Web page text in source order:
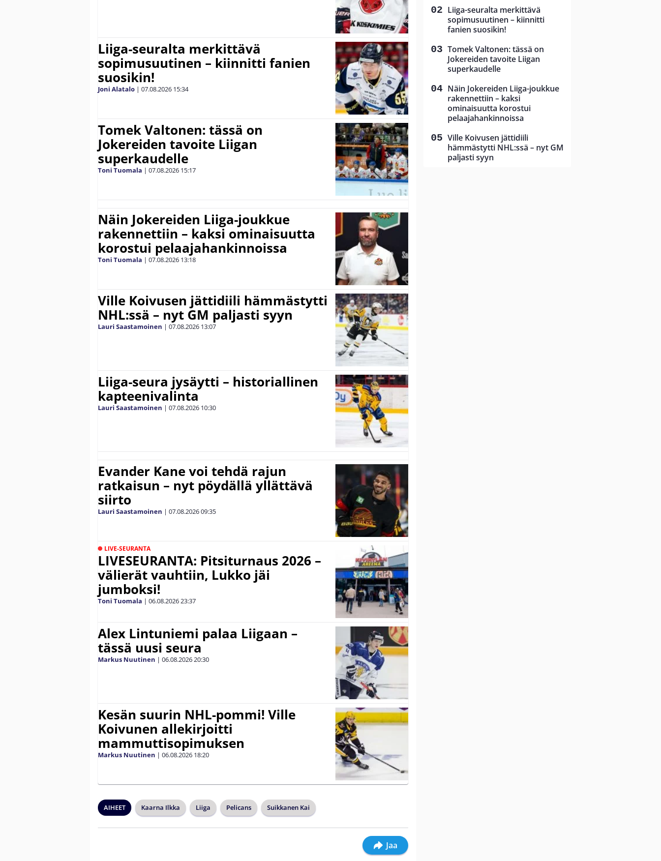
Liiga-seuralta merkittävä
sopimusuutinen – kiinnitti fanien
suosikin!
Joni Alatalo | 07.08.2026 15:34
Tomek Valtonen: tässä on
Jokereiden tavoite Liigan
superkaudelle
Toni Tuomala | 07.08.2026 15:17
Näin Jokereiden Liiga-joukkue
rakennettiin – kaksi ominaisuutta
korostui pelaajahankinnoissa
Toni Tuomala | 07.08.2026 13:18
Ville Koivusen jättidiili hämmästytti
NHL:ssä – nyt GM paljasti syyn
Lauri Saastamoinen | 07.08.2026 13:07
Liiga-seura jysäytti – historiallinen
kapteenivalinta
Lauri Saastamoinen | 07.08.2026 10:30
Evander Kane voi tehdä rajun
ratkaisun – nyt pöydällä yllättävä
siirto
Lauri Saastamoinen | 07.08.202609:35
LIVE-SEURANTA
LIVESEURANTA: Pitsiturnaus 2026 –
välierät vauhtiin, Lukko jäi
jumboksi!
Toni Tuomala | 06.08.202623:37
Alex Lintuniemi palaa Liigaan –
tässä uusi seura
Markus Nuutinen | 06.08.202620:30
Kesän suurin NHL-pommi! Ville
Koivunen allekirjoitti
mammuttisopimuksen
Markus Nuutinen | 06.08.2026 18:20
AIHEET Kaarna Ilkka Liiga Pelicans Suikkanen Kai
Jaa
Liiga-seuralta merkittävä
sopimusuutinen – kiinnitti
fanien suosikin!
Tomek Valtonen: tässä on
Jokereiden tavoite Liigan
superkaudelle
Näin Jokereiden Liiga-joukkue
rakennettiin – kaksi
ominaisuutta korostui
pelaajahankinnoissa
Ville Koivusen jättidiili
hämmästytti NHL:ssä – nyt GM
paljasti syyn